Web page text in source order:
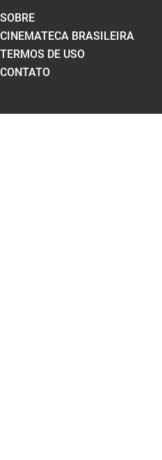
SOBRE
CINEMATECA BRASILEIRA
TERMOS DE USO
CONTATO